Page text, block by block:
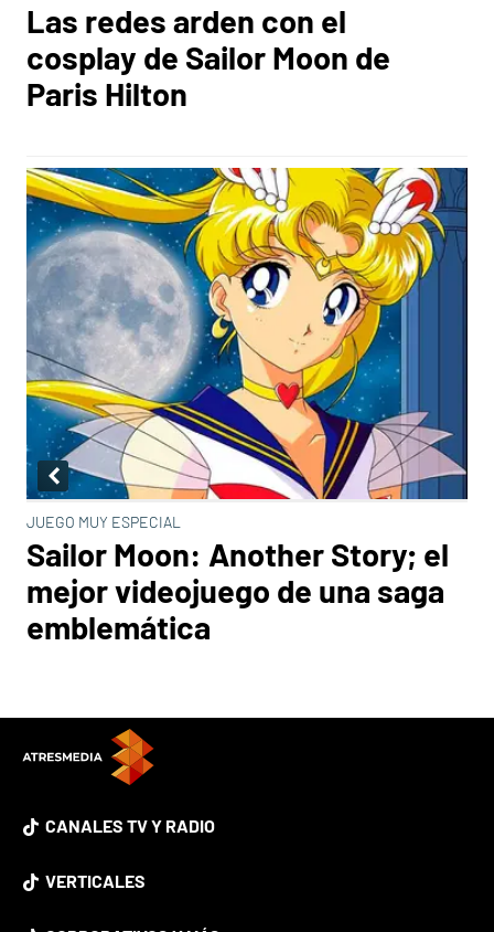
Las redes arden con el
cosplay de Sailor Moon de
Paris Hilton
JUEGO MUY ESPECIAL
Sailor Moon: Another Story; el
mejor videojuego de una saga
emblemática
CANALES TV Y RADIO
VERTICALES